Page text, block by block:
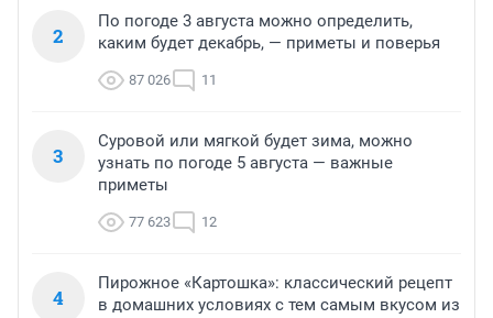
2
По погоде 3 августа можно определить,
каким будет декабрь, — приметы и поверья
87 026 11
3
Суровой или мягкой будет зима, можно
узнать по погоде 5 августа — важные
приметы
77 623 12
4
Пирожное «Картошка»: классический рецепт
в домашних условиях с тем самым вкусом из